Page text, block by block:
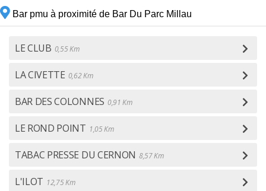
Bar pmu à proximité de Bar Du Parc Millau
LE CLUB 0,55 Km
LA CIVETTE 0,62 Km
BAR DES COLONNES 0,91 Km
LE ROND POINT 1,05 Km
TABAC PRESSE DU CERNON 8,57 Km
L'ILOT 12,75 Km